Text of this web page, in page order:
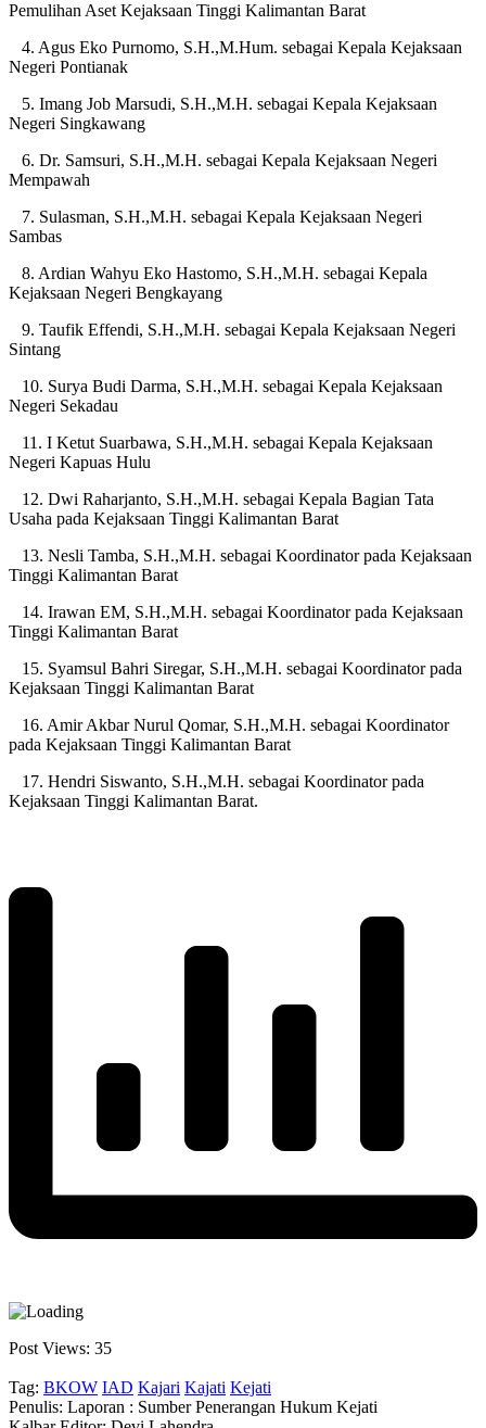
Pemulihan Aset Kejaksaan Tinggi Kalimantan Barat
4. Agus Eko Purnomo, S.H.,M.Hum. sebagai Kepala Kejaksaan
Negeri Pontianak
5. Imang Job Marsudi, S.H.,M.H. sebagai Kepala Kejaksaan
Negeri Singkawang
6. Dr. Samsuri, S.H.,M.H. sebagai Kepala Kejaksaan Negeri
Mempawah
7. Sulasman, S.H.,M.H. sebagai Kepala Kejaksaan Negeri
Sambas
8. Ardian Wahyu Eko Hastomo, S.H.,M.H. sebagai Kepala
Kejaksaan Negeri Bengkayang
9. Taufik Effendi, S.H.,M.H. sebagai Kepala Kejaksaan Negeri
Sintang
10. Surya Budi Darma, S.H.,M.H. sebagai Kepala Kejaksaan
Negeri Sekadau
11. I Ketut Suarbawa, S.H.,M.H. sebagai Kepala Kejaksaan
Negeri Kapuas Hulu
12. Dwi Raharjanto, S.H.,M.H. sebagai Kepala Bagian Tata
Usaha pada Kejaksaan Tinggi Kalimantan Barat
13. Nesli Tamba, S.H.,M.H. sebagai Koordinator pada Kejaksaan
Tinggi Kalimantan Barat
14. Irawan EM, S.H.,M.H. sebagai Koordinator pada Kejaksaan
Tinggi Kalimantan Barat
15. Syamsul Bahri Siregar, S.H.,M.H. sebagai Koordinator pada
Kejaksaan Tinggi Kalimantan Barat
16. Amir Akbar Nurul Qomar, S.H.,M.H. sebagai Koordinator
pada Kejaksaan Tinggi Kalimantan Barat
17. Hendri Siswanto, S.H.,M.H. sebagai Koordinator pada
Kejaksaan Tinggi Kalimantan Barat.
Post Views: 35
Tag: BKOW IAD Kajari Kajati Kejati
Penulis: Laporan : Sumber Penerangan Hukum Kejati